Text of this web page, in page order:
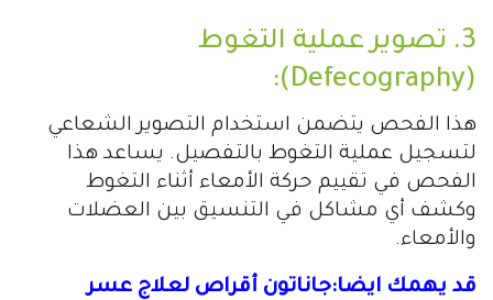
3. تصوير عملية التغوط
(Defecography):
هذا الفحص يتضمن استخدام التصوير الشعاعي
لتسجيل عملية التغوط بالتفصيل. يساعد هذا
الفحص في تقييم حركة الأمعاء أثناء التغوط
وكشف أي مشاكل في التنسيق بين العضلات
والأمعاء.
قد يهمك ايضا:جاناتون أقراص لعلاج عسر